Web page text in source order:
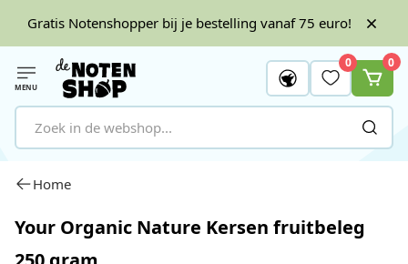
Gratis Notenshopper bij je bestelling vanaf 75 euro!
Ga naar de inhoud
MENU
0 0
Home
Your Organic Nature Kersen fruitbeleg